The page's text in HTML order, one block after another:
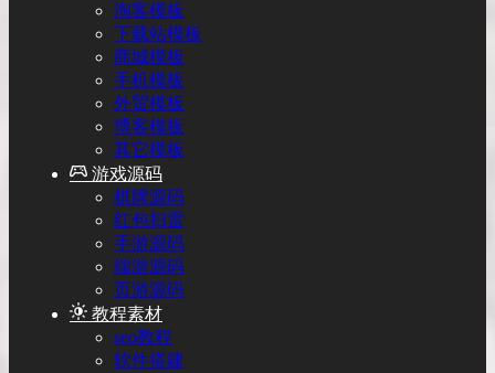
淘客模板
下载站模板
商城模板
手机模板
外贸模板
博客模板
其它模板
游戏源码
棋牌源码
红包扫雷
手游源码
端游源码
页游源码
教程素材
seo教程
软件搭建